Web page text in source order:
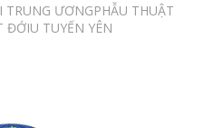
ƯƠNGPHẪU THUẬT
ĐỚIU TUYẾN YÊN